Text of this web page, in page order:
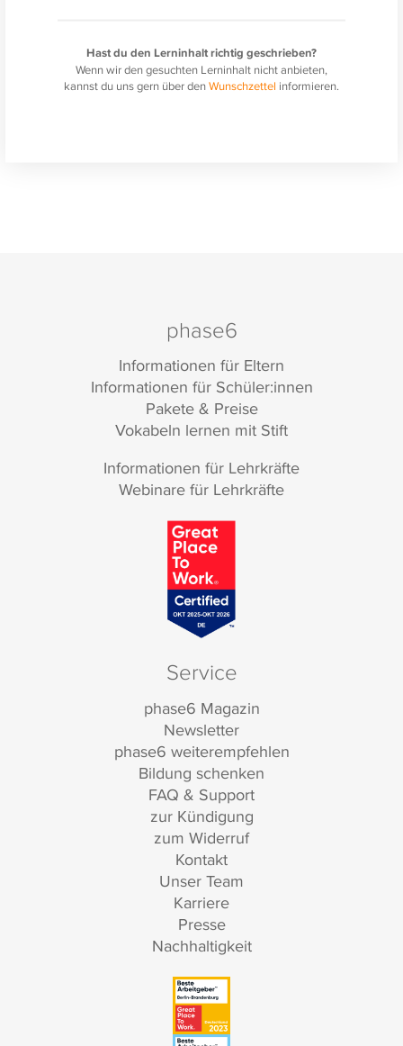
Hast du den Lerninhalt richtig geschrieben?
Wenn wir den gesuchten Lerninhalt nicht anbieten,
kannst du uns gern über denWunschzettel informieren.
phase6
Informationen für Eltern
Informationen für Schüler:innen
Pakete & Preise
Vokabeln lernen mit Stift
Informationen für Lehrkräfte
Webinare für Lehrkräfte
Service
phase6 Magazin
Newsletter
phase6 weiterempfehlen
Bildung schenken
FAQ & Support
zur Kündigung
zum Widerruf
Kontakt
Unser Team
Karriere
Presse
Nachhaltigkeit